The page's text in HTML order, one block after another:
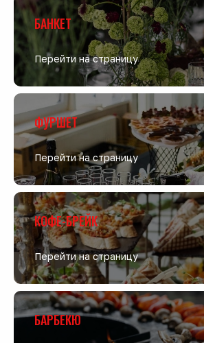
БАНКЕТ
Перейти на страницу
ФУРШЕТ
Перейти на страницу
КОФЕ-БРЕЙК
Перейти на страницу
БАРБЕКЮ